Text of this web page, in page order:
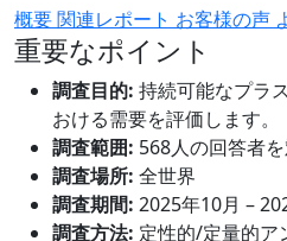
概要関連レポート お客様の声
重要なポイント
調査目的: 持続可能なプラ
おける需要を評価します。
調査範囲: 568人の回答者
調査場所: 全世界
調査期間: 2025年10月 –
調査方法: 定性的/定量的ア